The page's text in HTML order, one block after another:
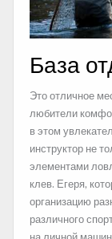
База
Это отличное
любители
в этом
инструктор не
элементами
клев. Егеря,
организацию
различного